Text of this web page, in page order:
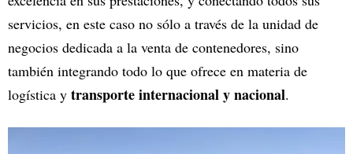
servicios, en este caso no sólo a través de la unidad de
negocios dedicada a la venta de contenedores, sino
también integrando todo lo que ofrece en materia de
logística y transporte internacional y nacional.